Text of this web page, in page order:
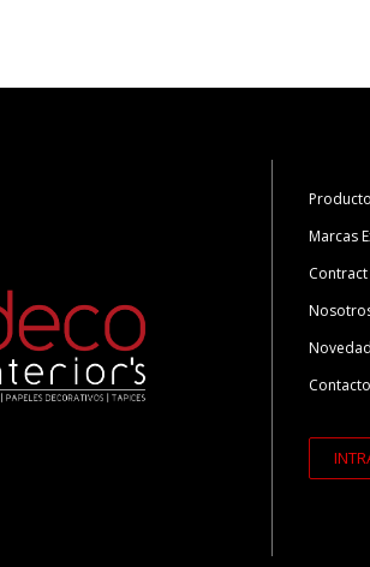
Marcas
Contract
Contacto